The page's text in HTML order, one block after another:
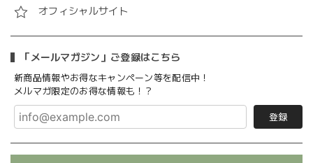
オフィシャルサイト
「メールマガジン」ご登録はこちら
新商品情報やお得なキャンペーン等を配信中！
メルマガ限定のお得な情報も！？
登録